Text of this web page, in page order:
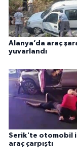
Alanya’da araç
yuvarlandı
Serik'te otomobil
araç çarpıştı